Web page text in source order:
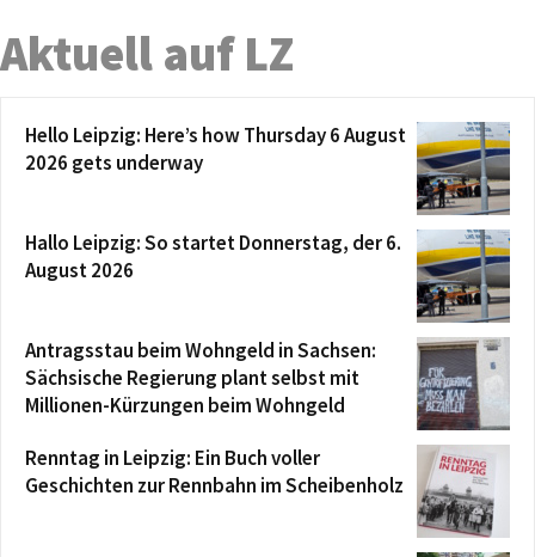
Aktuell auf LZ
Hello Leipzig: Here’s how Thursday 6 August
2026 gets underway
Hallo Leipzig: So startet Donnerstag, der 6.
August 2026
Antragsstau beim Wohngeld in Sachsen:
Sächsische Regierung plant selbst mit
Millionen-Kürzungen beim Wohngeld
Renntag in Leipzig: Ein Buch voller
Geschichten zur Rennbahn im Scheibenholz